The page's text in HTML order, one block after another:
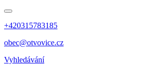
+420315783185
obec@otvovice.cz
Vyhledávání